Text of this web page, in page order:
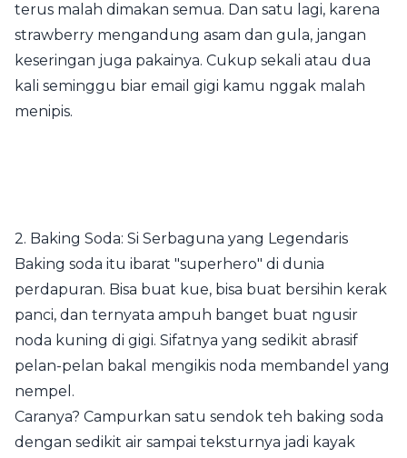
terus malah dimakan semua. Dan satu lagi, karena
strawberry mengandung asam dan gula, jangan
keseringan juga pakainya. Cukup sekali atau dua
kali seminggu biar email gigi kamu nggak malah
menipis.
2. Baking Soda: Si Serbaguna yang Legendaris
Baking soda itu ibarat "superhero" di dunia
perdapuran. Bisa buat kue, bisa buat bersihin kerak
panci, dan ternyata ampuh banget buat ngusir
noda kuning di gigi. Sifatnya yang sedikit abrasif
pelan-pelan bakal mengikis noda membandel yang
nempel.
Caranya? Campurkan satu sendok teh baking soda
dengan sedikit air sampai teksturnya jadi kayak